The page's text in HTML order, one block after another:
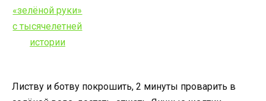
Листву и ботву покрошить, 2 минуты проварить в